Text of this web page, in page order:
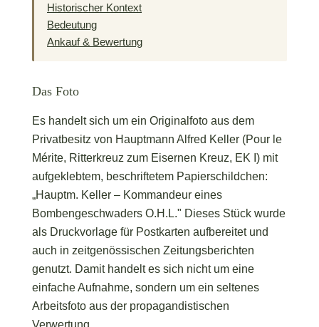
Historischer Kontext
Bedeutung
Ankauf & Bewertung
Das Foto
Es handelt sich um ein Originalfoto aus dem
Privatbesitz von Hauptmann Alfred Keller (Pour le
Mérite, Ritterkreuz zum Eisernen Kreuz, EK I) mit
aufgeklebtem, beschriftetem Papierschildchen:
„Hauptm. Keller – Kommandeur eines
Bombengeschwaders O.H.L." Dieses Stück wurde
als Druckvorlage für Postkarten aufbereitet und
auch in zeitgenössischen Zeitungsberichten
genutzt. Damit handelt es sich nicht um eine
einfache Aufnahme, sondern um ein seltenes
Arbeitsfoto aus der propagandistischen
Verwertung.